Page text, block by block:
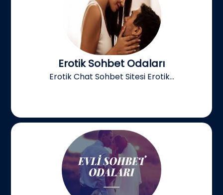
Erotik Sohbet Odaları
Erotik Chat Sohbet Sitesi Erotik...